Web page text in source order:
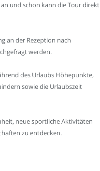
und schon kann die Tour direkt
an der Rezeption nach
werden.
des Urlaubs Höhepunkte,
sowie die Urlaubszeit
neue sportliche Aktivitäten
zu entdecken.